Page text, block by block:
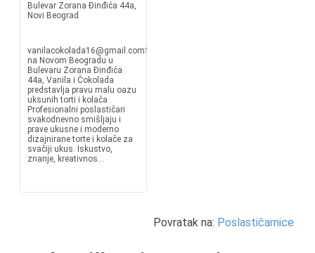
Bulevar Zorana Đinđića 44a,
Novi Beograd
vanilacokolada16@gmail.comSmeštena
na Novom Beogradu u
Bulevaru Zorana Đinđića
44a, Vanila i Čokolada
predstavlja pravu malu oazu
uksunih torti i kolača.
Profesionalni poslastičari
svakodnevno smišljaju i
prave ukusne i moderno
dizajnirane torte i kolače za
svačiji ukus. Iskustvo,
znanje, kreativnos...
Povratak na: Poslastičarnice